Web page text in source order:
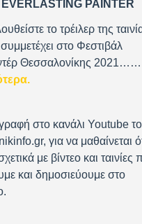
PAINTER
το τρέιλερ της
στο Φεστιβάλ
Θεσσαλονίκης 2021……
.
στο κανάλι Youtube
για να μαθαίνεται
με βίντεο και ταινίες
και δημοσιεύουμε στο